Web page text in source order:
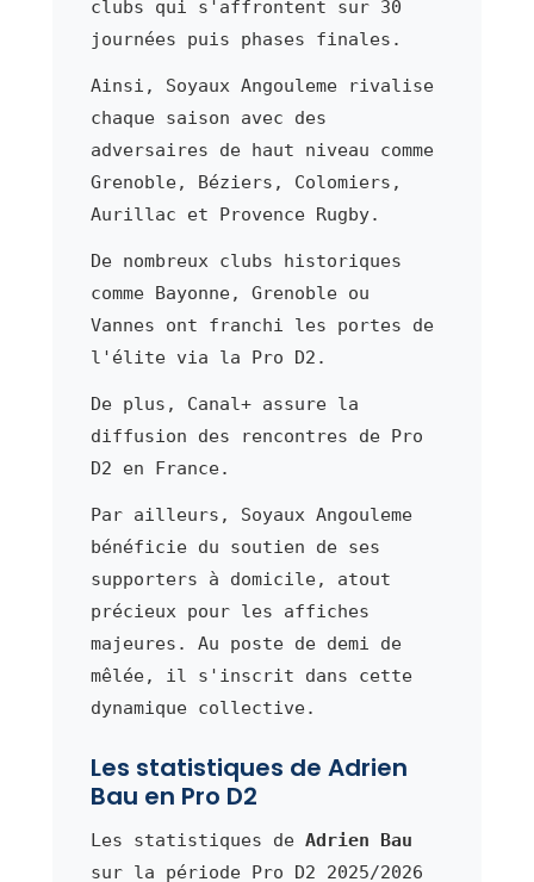
clubs qui s'affrontent sur 30
journées puis phases finales.
Ainsi, Soyaux Angouleme rivalise
chaque saison avec des
adversaires de haut niveau comme
Grenoble, Béziers, Colomiers,
Aurillac et Provence Rugby.
De nombreux clubs historiques
comme Bayonne, Grenoble ou
Vannes ont franchi les portes de
l'élite via la Pro D2.
De plus, Canal+ assure la
diffusion des rencontres de Pro
D2 en France.
Par ailleurs, Soyaux Angouleme
bénéficie du soutien de ses
supporters à domicile, atout
précieux pour les affiches
majeures. Au poste de demi de
mêlée, il s'inscrit dans cette
dynamique collective.
Les statistiques de Adrien
Bau en Pro D2
Les statistiques de Adrien Bau
sur la période Pro D2 2025/2026